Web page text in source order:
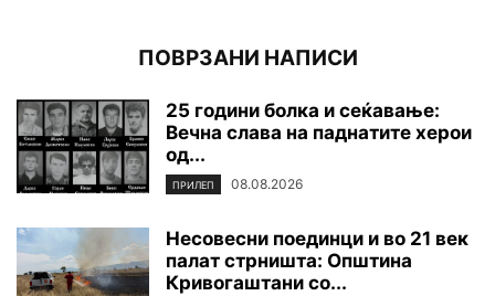
ПОВРЗАНИ НАПИСИ
25 години болка и сеќавање:
Вечна слава на паднатите xepoи
од...
ПРИЛЕП 08.08.2026
Несовесни поединци и во 21 век
палат стрништа: Општина
Кривогаштани со...